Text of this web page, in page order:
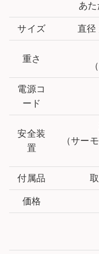
あ
サイズ 直径
重さ
電源コ
ード
安全装
置
（サー
付属品
価格